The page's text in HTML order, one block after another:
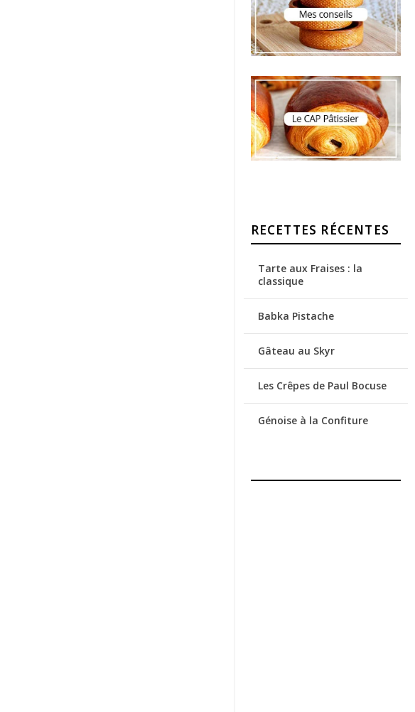
RECETTES RÉCENTES
Tarte aux Fraises : la
classique
Babka Pistache
Gâteau au Skyr
Les Crêpes de Paul Bocuse
Génoise à la Confiture